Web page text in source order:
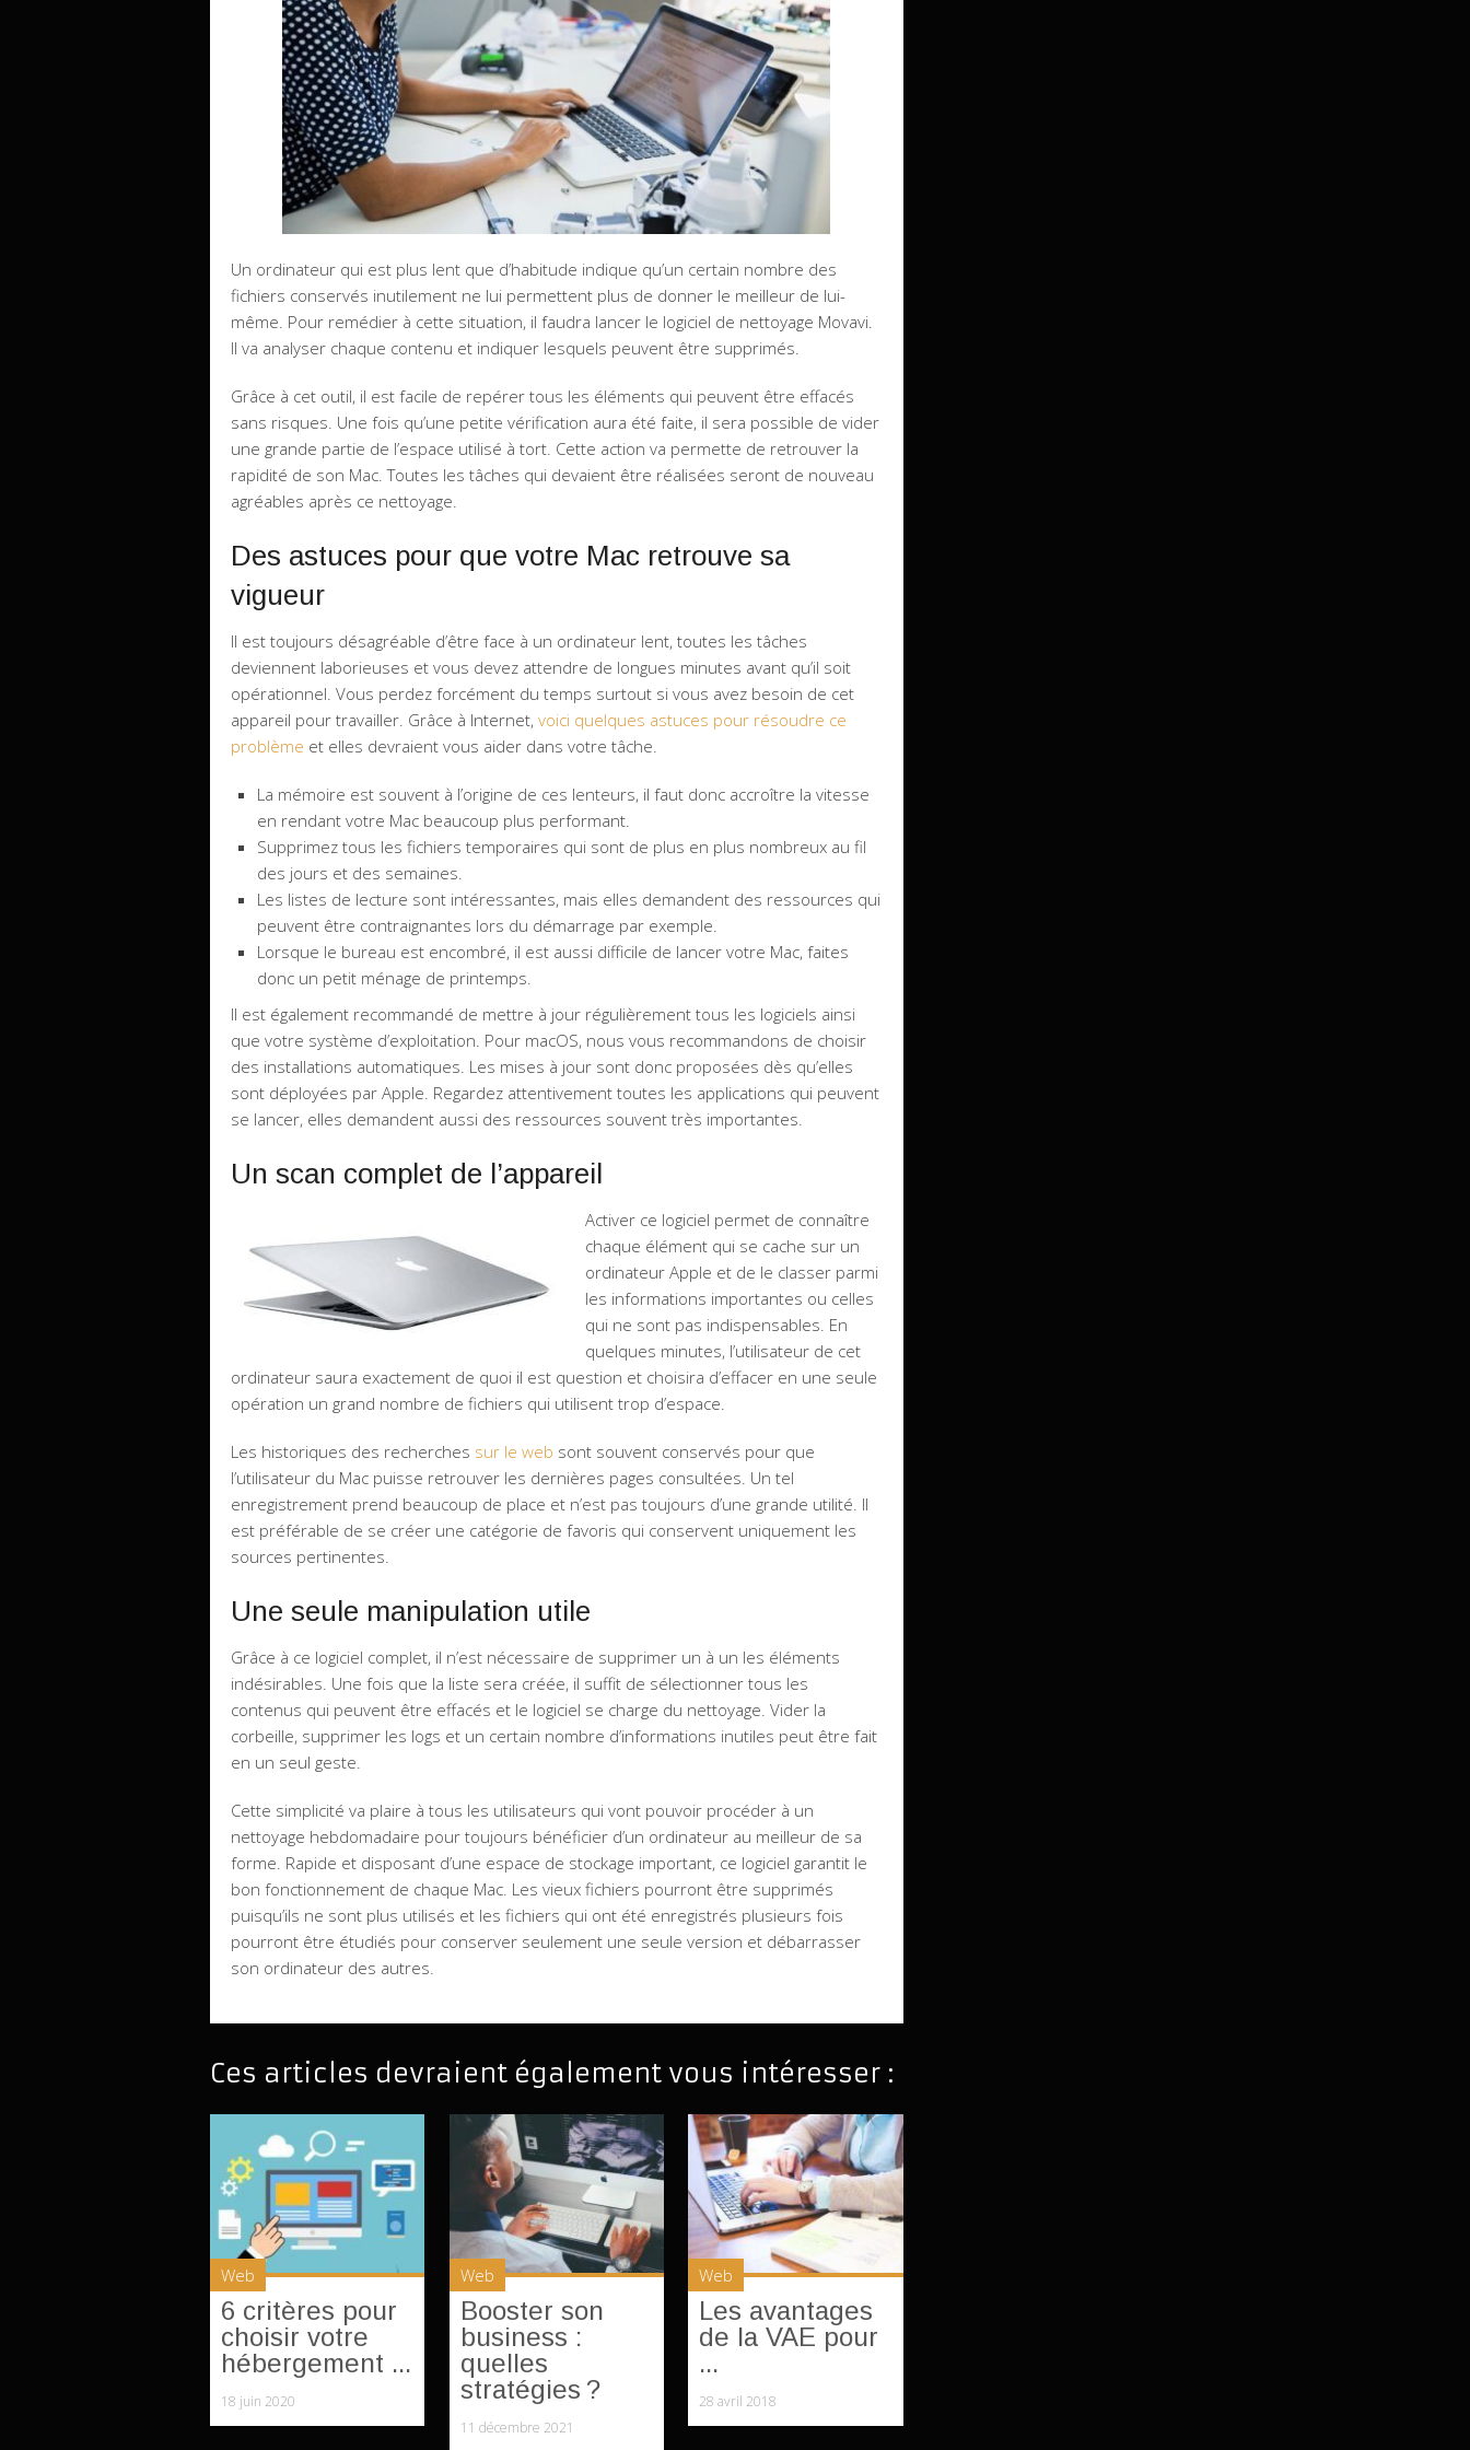
Un ordinateur qui est plus lent que d’habitude indique qu’un certain nombre des
fichiers conservés inutilement ne lui permettent plus de donner le meilleur de lui-
même. Pour remédier à cette situation, il faudra lancer le logiciel de nettoyage Movavi.
Il va analyser chaque contenu et indiquer lesquels peuvent être supprimés.
Grâce à cet outil, il est facile de repérer tous les éléments qui peuvent être effacés
sans risques. Une fois qu’une petite vérification aura été faite, il sera possible de vider
une grande partie de l’espace utilisé à tort. Cette action va permette de retrouver la
rapidité de son Mac. Toutes les tâches qui devaient être réalisées seront de nouveau
agréables après ce nettoyage.
Des astuces pour que votre Mac retrouve sa
vigueur
Il est toujours désagréable d’être face à un ordinateur lent, toutes les tâches
deviennent laborieuses et vous devez attendre de longues minutes avant qu’il soit
opérationnel. Vous perdez forcément du temps surtout si vous avez besoin de cet
appareil pour travailler. Grâce à Internet, voici quelques astuces pour résoudre ce
problème et elles devraient vous aider dans votre tâche.
La mémoire est souvent à l’origine de ces lenteurs, il faut donc accroître la vitesse
en rendant votre Mac beaucoup plus performant.
Supprimez tous les fichiers temporaires qui sont de plus en plus nombreux au fil
des jours et des semaines.
Les listes de lecture sont intéressantes, mais elles demandent des ressources qui
peuvent être contraignantes lors du démarrage par exemple.
Lorsque le bureau est encombré, il est aussi difficile de lancer votre Mac, faites
donc un petit ménage de printemps.
Il est également recommandé de mettre à jour régulièrement tous les logiciels ainsi
que votre système d’exploitation. Pour macOS, nous vous recommandons de choisir
des installations automatiques. Les mises à jour sont donc proposées dès qu’elles
sont déployées par Apple. Regardez attentivement toutes les applications qui peuvent
se lancer, elles demandent aussi des ressources souvent très importantes.
Un scan complet de l’appareil
Activer ce logiciel permet de connaître
chaque élément qui se cache sur un
ordinateur Apple et de le classer parmi
les informations importantes ou celles
qui ne sont pas indispensables. En
quelques minutes, l’utilisateur de cet
ordinateur saura exactement de quoi il est question et choisira d’effacer en une seule
opération un grand nombre de fichiers qui utilisent trop d’espace.
Les historiques des recherches sur le web sont souvent conservés pour que
l’utilisateur du Mac puisse retrouver les dernières pages consultées. Un tel
enregistrement prend beaucoup de place et n’est pas toujours d’une grande utilité. Il
est préférable de se créer une catégorie de favoris qui conservent uniquement les
sources pertinentes.
Une seule manipulation utile
Grâce à ce logiciel complet, il n’est nécessaire de supprimer un à un les éléments
indésirables. Une fois que la liste sera créée, il suffit de sélectionner tous les
contenus qui peuvent être effacés et le logiciel se charge du nettoyage. Vider la
corbeille, supprimer les logs et un certain nombre d’informations inutiles peut être fait
en un seul geste.
Cette simplicité va plaire à tous les utilisateurs qui vont pouvoir procéder à un
nettoyage hebdomadaire pour toujours bénéficier d’un ordinateur au meilleur de sa
forme. Rapide et disposant d’une espace de stockage important, ce logiciel garantit le
bon fonctionnement de chaque Mac. Les vieux fichiers pourront être supprimés
puisqu’ils ne sont plus utilisés et les fichiers qui ont été enregistrés plusieurs fois
pourront être étudiés pour conserver seulement une seule version et débarrasser
son ordinateur des autres.
Ces articles devraient également vous intéresser :
Web
6 critères pour
choisir votre
hébergement ...
18 juin 2020
Web
Booster son
business :
quelles
stratégies ?
11 décembre 2021
Web
Les avantages
de la VAE pour
...
28 avril 2018